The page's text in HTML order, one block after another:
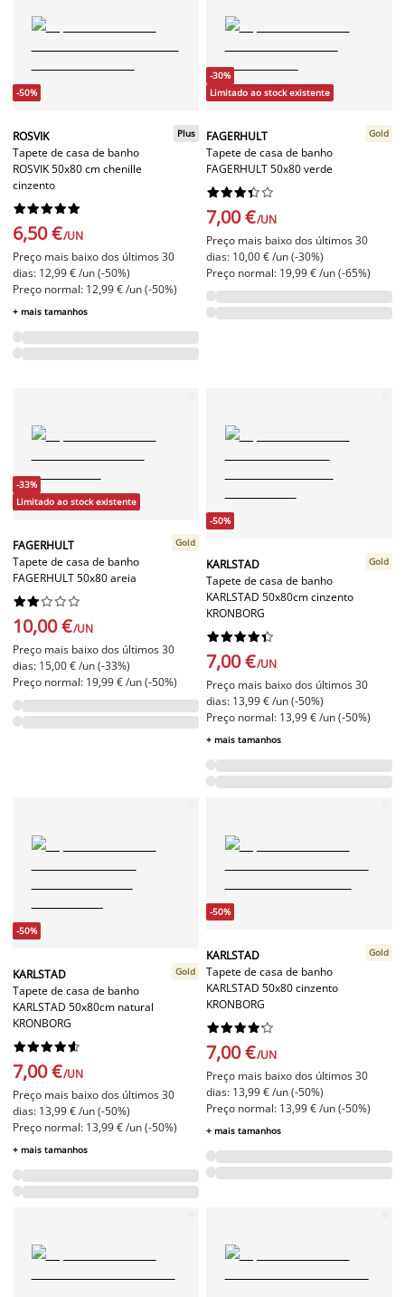
-50%
ROSVIK
Tapete de casa de banho
ROSVIK 50x80 cm chenille
cinzento
Plus






6,50 €/UN
Preço mais baixo dos últimos 30
dias: 12,99 € /un (-50%)
Preço normal: 12,99 € /un (-50%)
+ mais tamanhos
-30%
Limitado ao stock existente
FAGERHULT
Tapete de casa de banho
FAGERHULT 50x80 verde
Gold






7,00 €/UN
Preço mais baixo dos últimos 30
dias: 10,00 € /un (-30%)
Preço normal: 19,99 € /un (-65%)
-33%
Limitado ao stock existente
FAGERHULT
Tapete de casa de banho
FAGERHULT 50x80 areia
Gold






10,00 €/UN
Preço mais baixo dos últimos 30
dias: 15,00 € /un (-33%)
Preço normal: 19,99 € /un (-50%)
-50%
KARLSTAD
Tapete de casa de banho
KARLSTAD 50x80cm cinzento
KRONBORG
Gold






7,00 €/UN
Preço mais baixo dos últimos 30
dias: 13,99 € /un (-50%)
Preço normal: 13,99 € /un (-50%)
+ mais tamanhos
-50%
KARLSTAD
Tapete de casa de banho
KARLSTAD 50x80cm natural
KRONBORG
Gold






7,00 €/UN
Preço mais baixo dos últimos 30
dias: 13,99 € /un (-50%)
Preço normal: 13,99 € /un (-50%)
+ mais tamanhos
-50%
KARLSTAD
Tapete de casa de banho
KARLSTAD 50x80 cinzento
KRONBORG
Gold






7,00 €/UN
Preço mais baixo dos últimos 30
dias: 13,99 € /un (-50%)
Preço normal: 13,99 € /un (-50%)
+ mais tamanhos